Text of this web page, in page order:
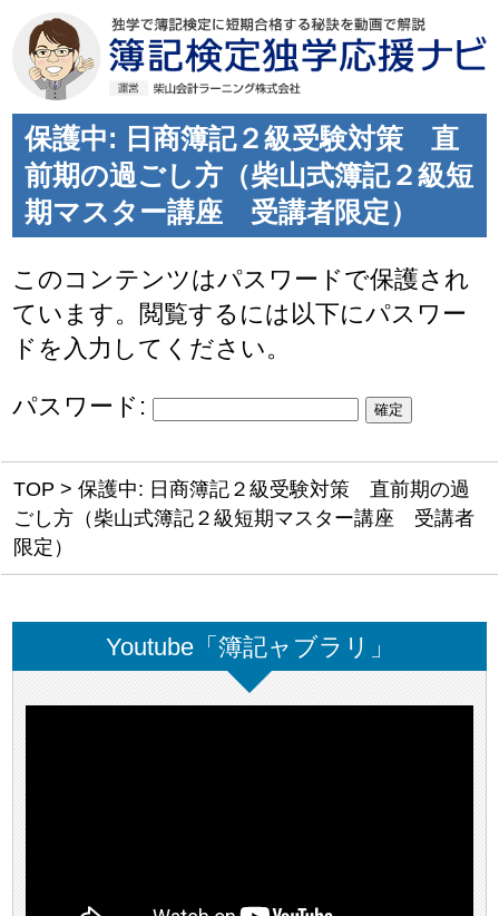
保護中: 日商簿記２級受験対策 直
前期の過ごし方（柴山式簿記２級短
期マスター講座 受講者限定）
このコンテンツはパスワードで保護され
ています。閲覧するには以下にパスワー
ドを入力してください。
パスワード:
TOP > 保護中: 日商簿記２級受験対策 直前期の過
ごし方（柴山式簿記２級短期マスター講座 受講者
限定）
Youtube「簿記ャブラリ」